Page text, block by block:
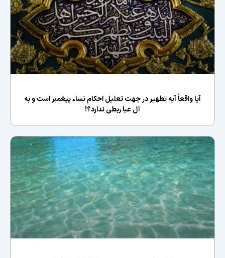
آیا واقعاً آیه تطهیر در جهت تعلیل احکام نساء پیغمبر است و به
آل عبا ربطی ندارد؟!